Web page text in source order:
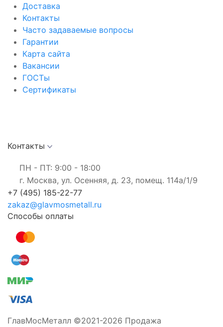
Доставка
Контакты
Часто задаваемые вопросы
Гарантии
Карта сайта
Вакансии
ГОСТы
Сертификаты
Контакты
ПН - ПТ: 9:00 - 18:00
г. Москва, ул. Осенняя, д. 23, помещ. 114а/1/9
+7 (495) 185-22-77
zakaz@glavmosmetall.ru
Способы оплаты
ГлавМосМеталл ©2021-2026 Продажа